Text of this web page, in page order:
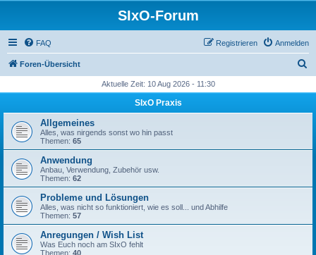
SIxO-Forum
FAQ Anmelden
Registrieren
Foren-Übersicht
h
Aktuelle Zeit: 10 Aug 2026 - 11:30
SIxO Praxis
Allgemeines
Alles, was nirgends sonst wo hin passt
Themen: 65
Anwendung
Anbau, Verwendung, Zubehör usw.
Themen: 62
Probleme und Lösungen
Alles, was nicht so funktioniert, wie es soll... und Abhilfe
Themen: 57
Anregungen / Wish List
Was Euch noch am SIxO fehlt
Themen: 40